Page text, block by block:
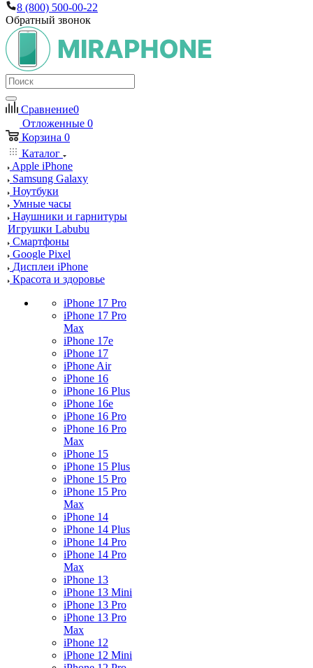
8 (800) 500-00-22
Обратный звонок
Сравнение0
Отложенные 0
Корзина 0
Каталог
Apple iPhone
Samsung Galaxy
Ноутбуки
Умные часы
Наушники и гарнитуры
Игрушки Labubu
Смартфоны
Google Pixel
Дисплеи iPhone
Красота и здоровье
iPhone 17 Pro
iPhone 17 Pro
Max
iPhone 17e
iPhone 17
iPhone Air
iPhone 16
iPhone 16 Plus
iPhone 16e
iPhone 16 Pro
iPhone 16 Pro
Max
iPhone 15
iPhone 15 Plus
iPhone 15 Pro
iPhone 15 Pro
Max
iPhone 14
iPhone 14 Plus
iPhone 14 Pro
iPhone 14 Pro
Max
iPhone 13
iPhone 13 Mini
iPhone 13 Pro
iPhone 13 Pro
Max
iPhone 12
iPhone 12 Mini